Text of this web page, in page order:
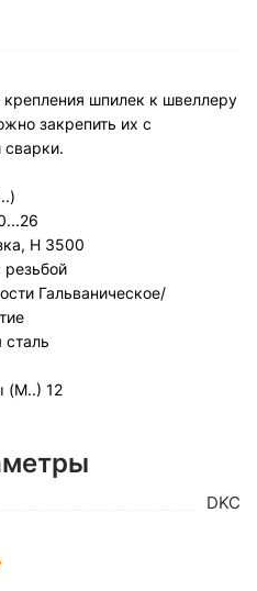
шпилек к швеллеру
закрепить их с
Н 3500
резьбой
Гальваническое/
сталь
(М..) 12
DKC